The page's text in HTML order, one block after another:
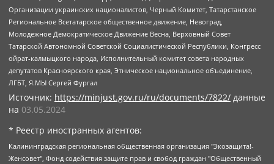
Организации украинских националистов, Черный Комитет, Татарстанское
Региональное Всетатарское общественное движение, Невоград,
Молодежное Демократическое Движение Весна, Верховный Совет
Татарской Автономной Советской Социалистической Республики, Конгресс
ойрат-калмыцкого народа, Исполнительный комитет совета народных
депутатов Красноярского края, Этническое национальное объединение,
ЛГБТ, Я.МЫ Сергей Фургал
Источник: https://minjust.gov.ru/ru/documents/7822/ данные
на 03.05.2024
* Реестр иностранных агентов:
Калининградская региональная общественная организация "Экозащита!-Женсовет", Фонд содействия защите прав и свобод граждан "Общественный вердикт", Фонд "Институт Развития Свободы Информации", Частное учреждение "Информационное агентство МЕМО. РУ", Региональная общественная организация "Общественная комиссия по сохранению наследия академика Сахарова", Фонд поддержки свободы прессы, Санкт-Петербургская общественная правозащитная организация "Гражданский контроль", Межрегиональная общественная организация "Информационно-просветительский центр "Мемориал", Региональный Фонд "Центр Защиты Прав Средств Массовой Информации", с 05.12.2023 Фонд "Центр Защиты Прав Средств массовой информации", Региональная общественная благотворительная организация помощи беженцам и мигрантам "Гражданское содействие", Негосударственное образовательное учреждение дополнительного профессионального образования (повышение квалификации) специалистов "АКАДЕМИЯ ПО ПРАВАМ ЧЕЛОВЕКА", Свердловская региональная общественная организация "Сутяжник", Автономная некоммерческая организация "Центр независимых социологических исследований", Союз общественных объединений "Российский исследовательский центр по правам человека", Региональное общественное учреждение научно-информационный центр "МЕМОРИАЛ", Некоммерческая организация "Фонд защиты гласности", Автономная некоммерческая организация "Институт прав человека", Городская общественная организация "Екатеринбургское общество "МЕМОРИАЛ", Городская общественная организация "Рязанское историко-просветительское и правозащитное общество "Мемориал" (Рязанский Мемориал), Челябинский региональный орган общественной самодеятельности – женское общественное объединение "Женщины Евразии", Челябинский региональный орган общественной самодеятельности "Уральская правозащитная группа", Фонд содействия защите здоровья и социальной справедливости имени Андрея Рылькова, Автономная Некоммерческая Организация "Аналитический Центр Юрия Левады", Автономная некоммерческая организация социальной поддержки населения "Проект Апрель", Региональная общественная организация помощи женщинам и детям, находящимся в кризисной ситуации "Информационно-методический центр "Анна", Фонд содействия развитию массовых коммуникаций и правовому просвещению "Так-так-Так", Фонд содействия устойчивому развитию "Серебряная тайга", Свердловский региональный общественный фонд социальных проектов "Новое время", "Idel.Реалии", Кавказ.Реалии, Крым.Реалии, Телеканал Настоящее Время, Татаро-башкирская служба Радио Свобода (Azatliq Radiosi), Радио Свободная Европа/Радио Свобода (PCE/PC), "Сибирь.Реалии", "Фактограф", Благотворительный фонд помощи осужденным и их семьям, Автономная некоммерческая организация "Институт глобализации и социальных движений", Фонд "В защиту прав заключенных", Частное учреждение "Центр поддержки и содействия развитию средств массовой информации", Пензенский региональный общественный благотворительный фонд "Гражданский союз", "Север.Реалии", Некоммерческая организация Фонд "Правовая инициатива", Общество с ограниченной ответственностью "Радио Свободная Европа/Радио Свобода", Чешское информационное агентство "MEDIUM-ORIENT", Красноярская региональная общественная организация "Мы против СПИДа", Камалягин Денис Николаевич, Маркелов Сергей Евгеньевич, Пономарев Лев Александрович, Савицкая Людмила Алексеевна, Автономная некоммерческая организация "Центр по работе с проблемой насилия "НАСИЛИЮ.НЕТ", Межрегиональный профессиональный союз работников здравоохранения "Альянс врачей", Юридическое лицо, зарегистрированное в Латвийской Республике, SIA "Medusa Project" (регистрационный номер 40103797863, дата регистрации 10.06.2014), Некоммерческая организация "Фонд по борьбе с коррупцией", Автономная некоммерческая организация "Институт права и публичной политики", Баданин Роман Сергеевич, Гликин Максим Александрович, Железнова Мария Михайловна, Лукьянова Юлия Сергеевна, Маетная Елизавета Витальевна, Маняхин Петр Борисович, Чуракова Ольга Владимировна, Ярош Юлия Петровна, Юридическое лицо "The Insider SIA", зарегистрированное в Риге, Латвийская Республика (дата регистрации 26.06.2015), являющееся администратором доменного имени интернет-издания "The Insider SIA", https://theins.ru, Постернак Алексей Евгеньевич, Рубин Михаил Аркадьевич, Анин Роман Александрович, Юридическое лицо Istories fonds, зарегистрированное в Латвийской Республике (регистрационный номер 50008295751, дата регистрации 24.02.2020), Великовский Дмитрий Александрович, Долинина Ирина Николаевна, Мароховская Алеся Алексеевна, Шлейнов Роман Юрьевич, Шмагун Олеся Валентиновна, Общество с ограниченной ответственностью "Альтаир 2021", Общество с ограниченной ответственностью "Вега 2021", Общество с ограниченной ответственностью "Главный редактор 2021", Общество с ограниченной ответственностью "Ромашки монолит", Важенков Артем Валерьевич, Ивановская областная общественная организация "Центр гендерных исследований", Гурман Юрий Альбертович, Медиапроект "ОВД-Инфо", Егоров Владимир Владимирович, Жилинский Владимир Александрович, Общество с ограниченной ответственностью "ЗП", Иванова София Юрьевна, Карезина Инна Павловна, Кильтау Екатерина Викторовна, Петров Алексей Викторович, Пискунов Сергей Евгеньевич, Смирнов Сергей Сергеевич, Тихонов Михаил Сергеевич, Общество с ограниченной ответственностью "ЖУРНАЛИСТ-ИНОСТРАННЫЙ АГЕНТ", Арапова Галина Юрьевна, Вольтская Татьяна Анатольевна, Американская компания "Mason G.E.S. Anonymous Foundation" (США), являющаяся владельцем интернет-издания https://mnews.world/, Компания "Stichting Bellingcat", зарегистрированная в Нидерландах (дата регистрации 11.07.2018), Захаров Андрей Вячеславович, Клепиковская Екатерина Дмитриевна, Общество с ограниченной ответственностью "МЕМО", Перл Роман Александрович, Симонов Евгений Алексеевич, Соловьева Елена Анатольевна, Сотников Даниил Владимирович, Сурначева Елизавета Дмитриевна, Автономная некоммерческая организация по защите прав человека и информированию населения "Якутия – Наше Мнение", Общество с ограниченной ответственностью "Москоу диджитал медиа", с 26.01.2023 Общество с ограниченной ответственностью "Чайка Белые сады", Ветошкина Валерия Валерьевна, Заговора Максим Александрович, Межрегиональное общественное движение "Российская ЛГБТ - сеть", Оленичев Максим Владимирович, Павлов Иван Юрьевич, Скворцова Елена Сергеевна, Общество с ограниченной ответственностью "Как бы инагент", Кочетков Игорь Викторович, Общество с ограниченной ответственностью "Честные выборы", Еланчик Олег Александрович, Общество с ограниченной ответственностью "Нобелевский призыв", Гималова Регина Эмилевна, Григорьев Андрей Валерьевич, Григорьева Алина Александровна, Ассоциация по содействию защите прав призывников, альтернативнослужащих и военнослужащих "Правозащитная группа "Гражданин.Армия.Право", Хисамова Регина Фаритовна, Автономная некоммерческая организация по реализации социально-правовых программ "Лилит", Дальневосточное общественное движение "Маяк", Санкт-Петербургская ЛГБТ-инициативная группа "Выход", Инициативная группа ЛГБТ+ "Реверс", Алексеев Андрей Викторович, Бекбулатова Таисия Львовна, Беляев Иван Михайлович, Владыкина Елена Сергеевна, Гельман Марат Александрович, Никульшина Вероника Юрьевна, Толоконникова Надежда Андреевна, Шендерович Виктор Анатольевич, Общество с ограниченной ответственностью "Данное сообщение", Общество с ограниченной ответственностью Издательский дом "Новая глава", Айнбиндер Александра Александровна, Московский комьюнити-центр для ЛГБТ+инициатив, Благотворительный фонд развития филантропии, Deutsche Welle (Германия, Kurt-Schumacher-Strasse 3, 53113 Bonn), Борзунова Мария Михайловна, Воробьев Виктор Викторович, Голубева Анна Львовна, Константинова Алла Михайловна, Малкова Ирина Владимировна, Мурадов Мурад Абдулгалимович, Осетинская Елизавета Николаевна, Понасенков Евгений Николаевич, Ганапольский Матвей Юрьевич, Киселев Евгений Алексеевич, Борухович Ирина Григорьевна, Дремин Иван Тимофеевич, Дубровский Дмитрий Викторович, Красноярская региональная общественная организация поддержки и развития альтернативных образовательных технологий и межкультурных коммуникаций "ИНТЕРРА", Маяковская Екатерина Алексеевна, Фейгин Марк Захарович, Филимонов Андрей Викторович, Дзугкоева Регина Николаевна, Доброхотов Роман Александрович, Дудь Юрий Александрович, Елкин Сергей Владимирович, Кругликов Кирилл Игоревич, Сабунаева Мария Леонидовна, Семенов Алексей Владимирович, Шаинян Карен Багратович, Шульман Екатерина Михайловна, Асафьев Артур Валерьевич, Вахштайн Виктор Семенович, Венедиктов Алексей Алексеевич, Лушникова Екатерина Евгеньевна, Волков Леонид Михайлович, Невзоров Александр Глебович, Пархоменко Сергей Борисович, Сироткин Ярослав Николаевич, Кара-Мурза Владимир Владимирович, Баранова Наталья Владимировна, Гозман Леонид Яковлевич, Кагарлицкий Борис Юльевич, Климарев Михаил Валерьевич, Милов Владимир Станиславович, Автономная некоммерческая организация Краснодарский центр современного искусства "Типография", Моргенштерн Алишер Тагирович, Соболь Любовь Эдуардовна, Общество с ограниченной ответственностью "ЛИЗА НОРМ", Каспаров Гарри Кимович, Ходорковский Михаил Борисович, Общество с ограниченной ответственностью "Апрельские тезисы", Данилович Ирина Брониславовна, Кашин Олег Владимирович, Петров Николай Владимирович, Пивоваров Алексей Владимирович, Соколов Михаил Владимирович, Цветкова Юлия Владимировна, Чичваркин Евгений Александрович, Комитет против пыток/Команда против пыток, Общество с ограниченной ответственностью "Первый научный", Общество с ограниченной ответственностью "Вертолет и ко", Белоцерковская Вероника Борисовна, Кац Максим Евгеньевич, Лазарева Татьяна Юрьевна, Шаведдинов Руслан Табризович, Яшин Илья Валерьевич, Общество с ограниченной ответственностью "Иноагент ААВ", Алешковский Дмитрий Петрович, Альбац Евгения Марковна, Быков Дмитрий Львович, Галямина Юлия Евгеньевна, Лойко Сергей Леонидович, Мартынов Кирилл Константинович, Медведев Сергей Александрович, Крашенинников Федор Геннадиевич, Гордеева Катерина Вл